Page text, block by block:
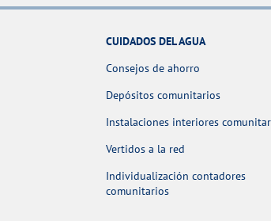
CUIDADOS DEL AGUA
Consejos de ahorro
Depósitos comunitarios
Instalaciones interiores
Vertidos a la red
Individualización contadores
comunitarios